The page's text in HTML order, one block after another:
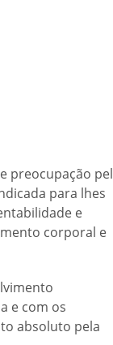
preocupação
para lhes
e
corporal e
e com os
absoluto pela